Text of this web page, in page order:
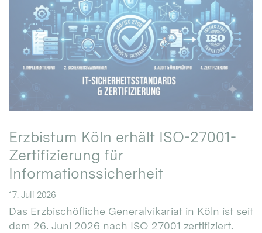
Erzbistum Köln erhält ISO-27001-
Zertifizierung für
Informationssicherheit
17. Juli 2026
Das Erzbischöfliche Generalvikariat in Köln ist seit
dem 26. Juni 2026 nach ISO 27001 zertifiziert.